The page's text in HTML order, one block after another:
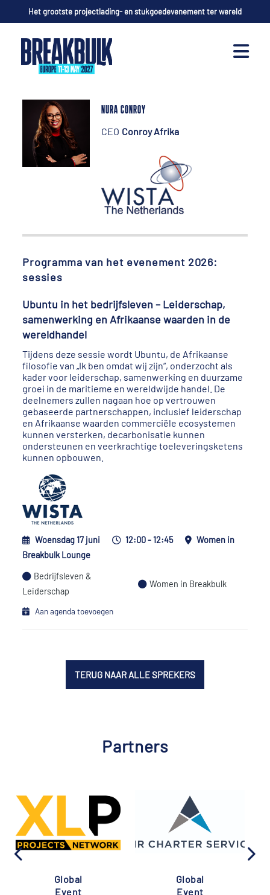
Het grootste projectlading- en stukgoedevenement ter wereld
NURA CONROY
CEO Conroy Afrika
Programma van het evenement 2026:
sessies
Ubuntu in het bedrijfsleven – Leiderschap,
samenwerking en Afrikaanse waarden in de
wereldhandel
Tijdens deze sessie wordt Ubuntu, de Afrikaanse
filosofie van „Ik ben omdat wij zijn“, onderzocht als
kader voor leiderschap, samenwerking en duurzame
groei in de maritieme en wereldwijde handel. De
deelnemers zullen nagaan hoe op vertrouwen
gebaseerde partnerschappen, inclusief leiderschap
en Afrikaanse waarden commerciële ecosystemen
kunnen versterken, decarbonisatie kunnen
ondersteunen en veerkrachtige toeleveringsketens
kunnen opbouwen.
Woensdag 17 juni 12:00 - 12:45
Women in
Breakbulk Lounge
Bedrijfsleven &
Leiderschap
Women in Breakbulk
Aan agenda toevoegen
TERUG NAAR ALLE SPREKERS
Partners
Global
Event
Global
Event